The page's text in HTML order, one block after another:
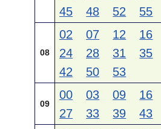
45
48 52 55
08
02 07 12 16
24
28 31 35
42
50 53
09
00 03 09 16
27
33 39 43